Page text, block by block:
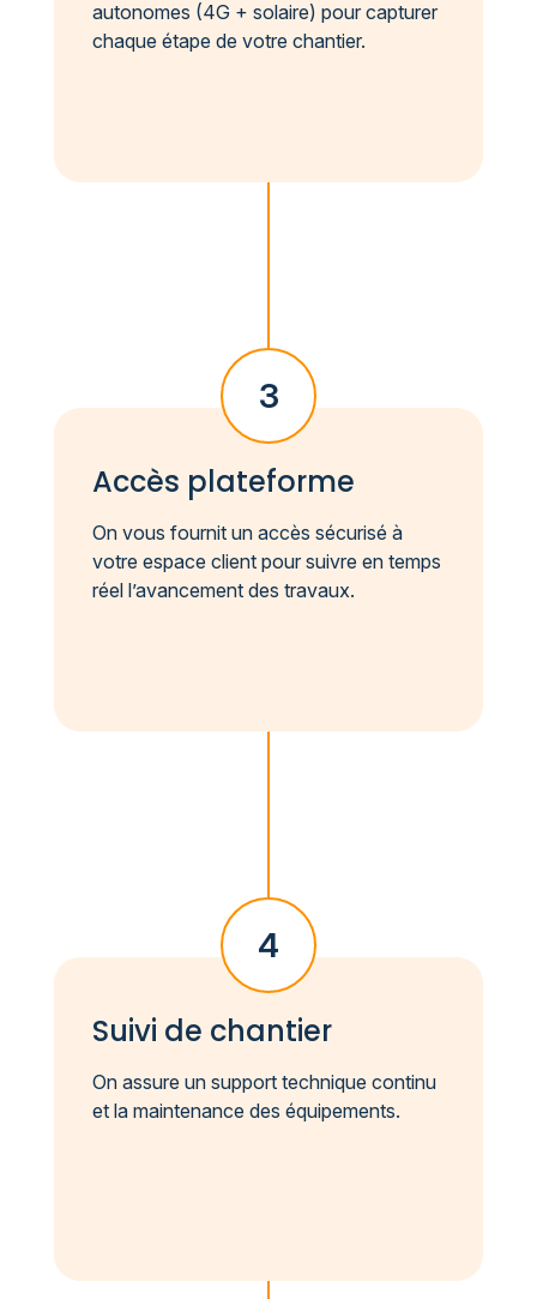
autonomes (4G + solaire) pour capturer
chaque étape de votre chantier.
3
Accès plateforme
On vous fournit un accès sécurisé à
votre espace client pour suivre en temps
réel l’avancement des travaux.
4
Suivi de chantier
On assure un support technique continu
et la maintenance des équipements.